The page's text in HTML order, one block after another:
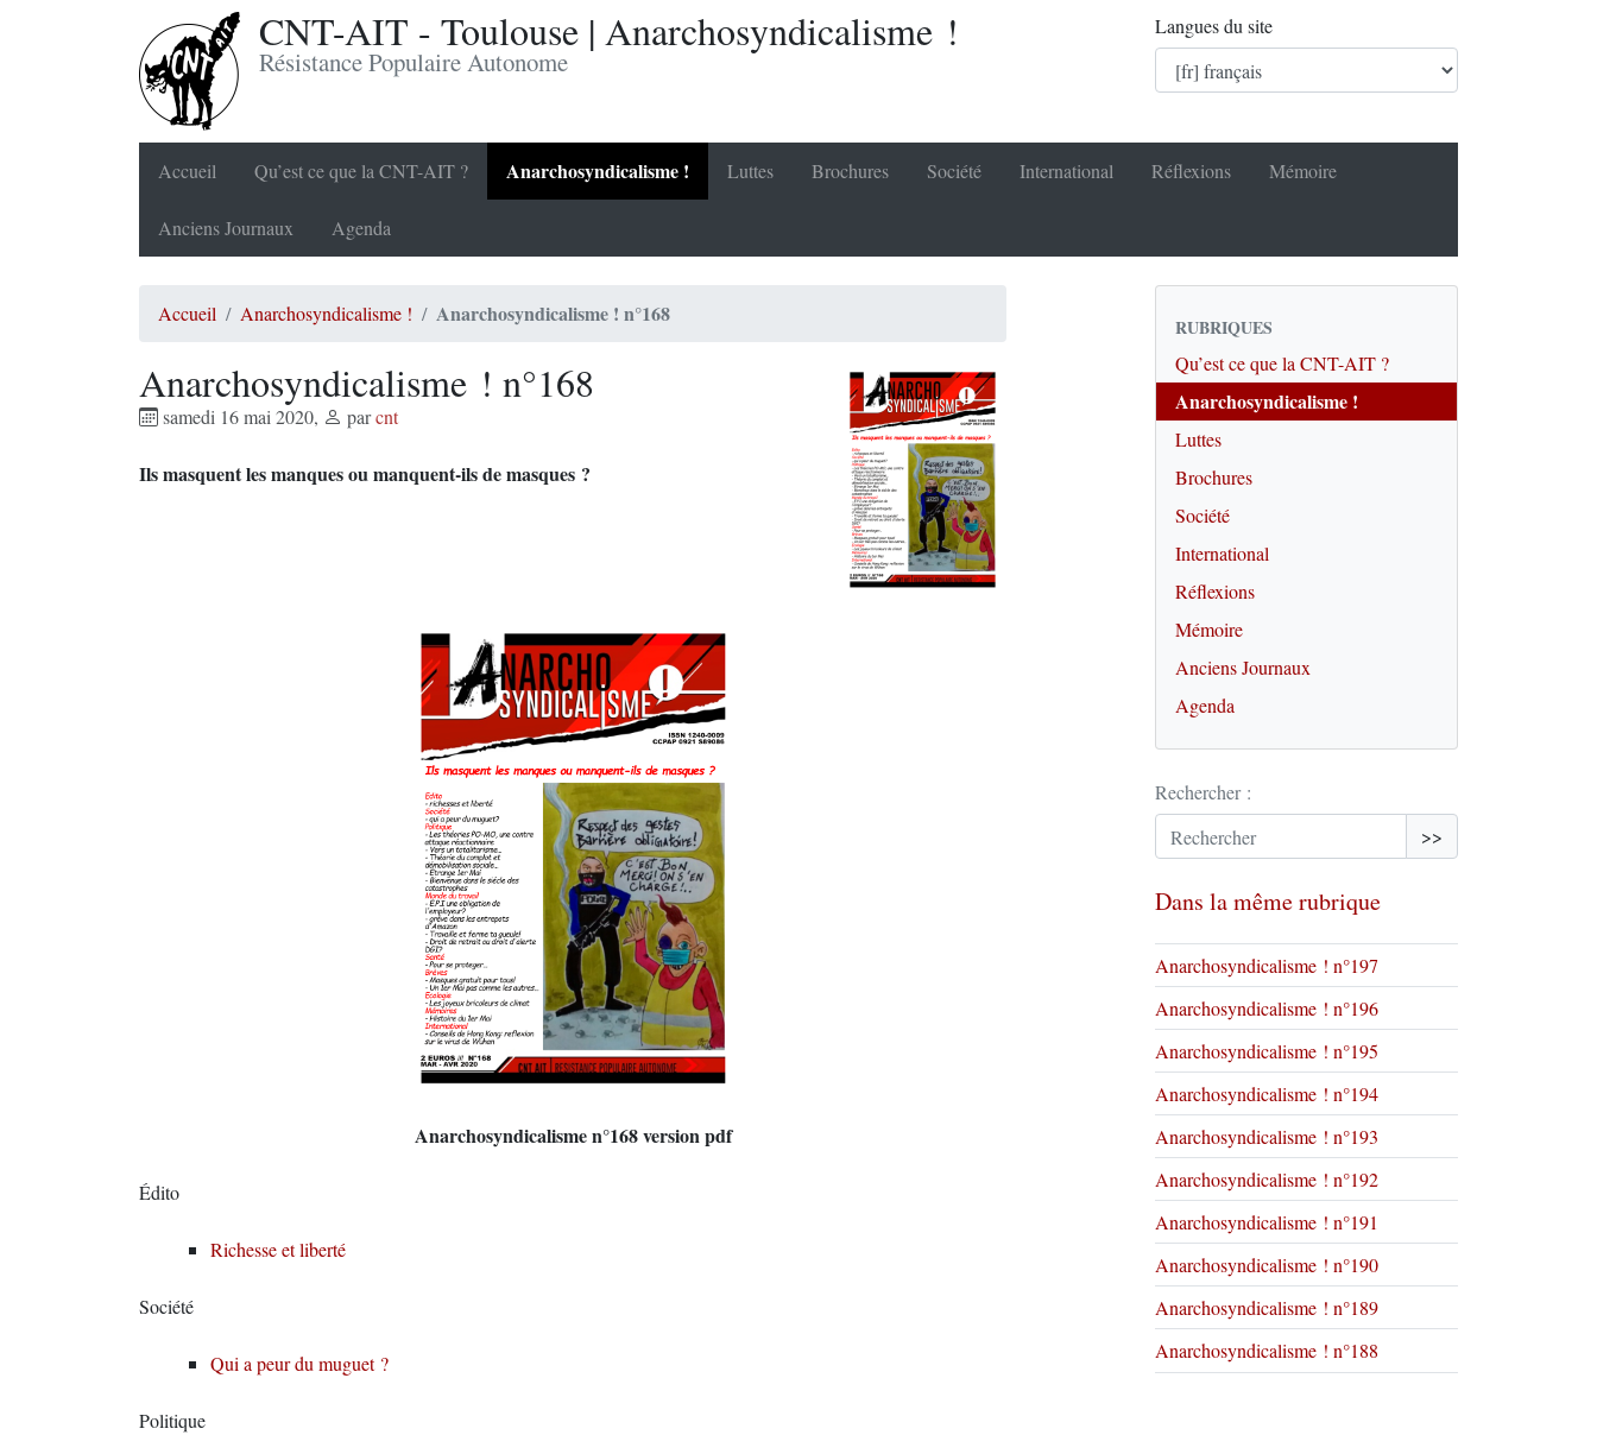
CNT-AIT - Toulouse | Anarchosyndicalisme !
Résistance Populaire Autonome
Langues du site
Accueil Qu’est ce que la CNT-AIT ? Anarchosyndicalisme ! Luttes Brochures Société International Réflexions Mémoire
Anciens Journaux Agenda
Accueil Anarchosyndicalisme ! Anarchosyndicalisme ! n°168
Anarchosyndicalisme ! n°168
samedi 16 mai 2020, parcnt
Ils masquent les manques ou manquent-ils de masques ?
Anarchosyndicalisme n°168 version pdf
Édito
Richesse et liberté
Société
Qui a peur du muguet ?
Politique
RUBRIQUES
Qu’est ce que la CNT-AIT ?
Anarchosyndicalisme !
Luttes
Brochures
Société
International
Réflexions
Mémoire
Anciens Journaux
Agenda
Rechercher :
>>
Dans la même rubrique
Anarchosyndicalisme ! n°197
Anarchosyndicalisme ! n°196
Anarchosyndicalisme ! n°195
Anarchosyndicalisme ! n°194
Anarchosyndicalisme ! n°193
Anarchosyndicalisme ! n°192
Anarchosyndicalisme ! n°191
Anarchosyndicalisme ! n°190
Anarchosyndicalisme ! n°189
Anarchosyndicalisme ! n°188